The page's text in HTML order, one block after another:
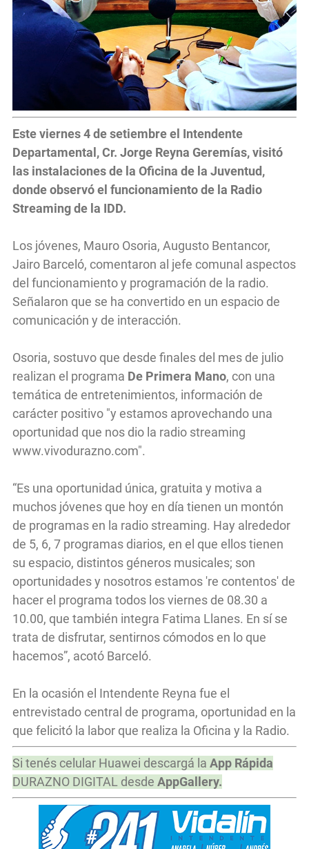
Este viernes 4 de setiembre el Intendente
Departamental, Cr. Jorge Reyna Geremías, visitó
las instalaciones de la Oficina de la Juventud,
donde observó el funcionamiento de la Radio
Streaming de la IDD.
Los jóvenes, Mauro Osoria, Augusto Bentancor,
Jairo Barceló, comentaron al jefe comunal aspectos
del funcionamiento y programación de la radio.
Señalaron que se ha convertido en un espacio de
comunicación y de interacción.
Osoria, sostuvo que desde finales del mes de julio
realizan el programa De Primera Mano, con una
temática de entretenimientos, información de
carácter positivo "y estamos aprovechando una
oportunidad que nos dio la radio streaming
www.vivodurazno.com".
“Es una oportunidad única, gratuita y motiva a
muchos jóvenes que hoy en día tienen un montón
de programas en la radio streaming. Hay alrededor
de 5, 6, 7 programas diarios, en el que ellos tienen
su espacio, distintos géneros musicales; son
oportunidades y nosotros estamos 're contentos' de
hacer el programa todos los viernes de 08.30 a
10.00, que también integra Fatima Llanes. En sí se
trata de disfrutar, sentirnos cómodos en lo que
hacemos”, acotó Barceló.
En la ocasión el Intendente Reyna fue el
entrevistado central de programa, oportunidad en la
que felicitó la labor que realiza la Oficina y la Radio.
Si tenés celular Huawei descargá la App Rápida
DURAZNO DIGITAL desde AppGallery.